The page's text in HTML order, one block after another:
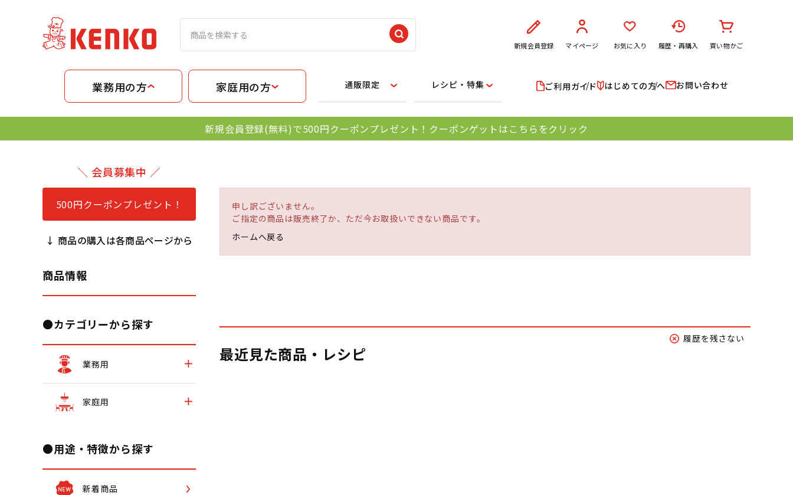
新規会員登録 マイページ お気に入り 履歴・再購入 買い物かご
業務用の方 家庭用の方 通販限定 レシピ・特集 ご利用ガイド はじめての方へ お問い合わせ
新規会員登録(無料)で500円クーポンプレゼント！クーポンゲットはこちらをクリック
＼ 会員募集中 ／
500円クーポンプレゼント！
↓ 商品の購入は各商品ページから
商品情報
●カテゴリーから探す
業務用
家庭用
●用途・特徴から探す
新着商品
申し訳ございません。
ご指定の商品は販売終了か、ただ今お取扱いできない商品です。
ホームへ戻る
最近見た商品・レシピ
履歴を残さない